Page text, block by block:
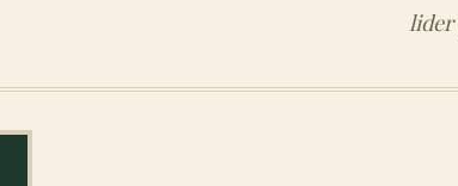
lider